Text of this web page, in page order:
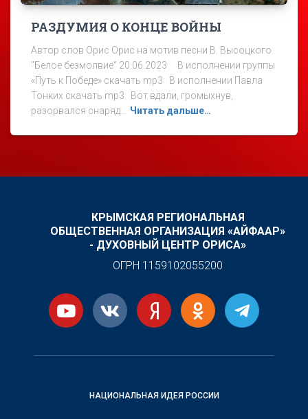
РАЗДУМИЯ О КОНЦЕ ВОЙНЫ
Автор слов Орис Орис на мотив песни В. Высоцкого
"Белое безмолвие" 20.06.2023 В исполнении группы
«Путь к Победе» скачать mp3 В исполнении Павла
Тонких скачать mp3 Вот вдали, громыхнув,
разорвался снаряд… Читать дальше…
КРЫМСКАЯ РЕГИОНАЛЬНАЯ
ОБЩЕСТВЕННАЯ ОРГАНИЗАЦИЯ «АЙФААР»
- ДУХОВНЫЙ ЦЕНТР ОРИСА»
ОГРН 1159102055200
НАЦИОНАЛЬНАЯ ИДЕЯ РОССИИ